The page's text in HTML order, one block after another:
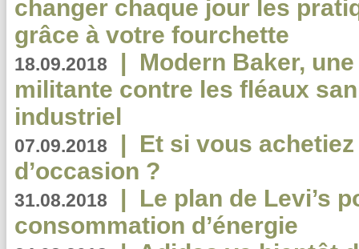
changer chaque jour les
grâce à votre fourchette
18.09.2018 | Modern Baker,
militante contre les fléaux
industriel
07.09.2018 | Et si vous
d’occasion ?
31.08.2018 | Le plan de Levi’s
consommation d’énergie